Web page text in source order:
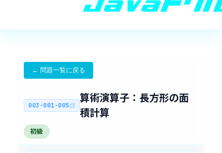
← 問題一覧に戻る
003-001-005
算術演算子：長方形の面
積計算
初級